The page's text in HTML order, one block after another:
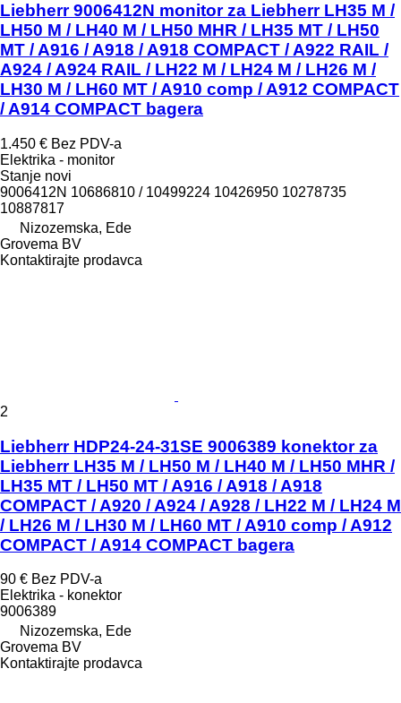
Liebherr 9006412N monitor za Liebherr LH35 M /
LH50 M / LH40 M / LH50 MHR / LH35 MT / LH50
MT / A916 / A918 / A918 COMPACT / A922 RAIL /
A924 / A924 RAIL / LH22 M / LH24 M / LH26 M /
LH30 M / LH60 MT / A910 comp / A912 COMPACT
/ A914 COMPACT bagera
1.450 € Bez PDV-a
Elektrika - monitor
Stanje novi
9006412N 10686810 / 10499224 10426950 10278735
10887817
Nizozemska, Ede
Grovema BV
Kontaktirajte prodavca
2
Liebherr HDP24-24-31SE 9006389 konektor za
Liebherr LH35 M / LH50 M / LH40 M / LH50 MHR /
LH35 MT / LH50 MT / A916 / A918 / A918
COMPACT / A920 / A924 / A928 / LH22 M / LH24 M
/ LH26 M / LH30 M / LH60 MT / A910 comp / A912
COMPACT / A914 COMPACT bagera
90 € Bez PDV-a
Elektrika - konektor
9006389
Nizozemska, Ede
Grovema BV
Kontaktirajte prodavca